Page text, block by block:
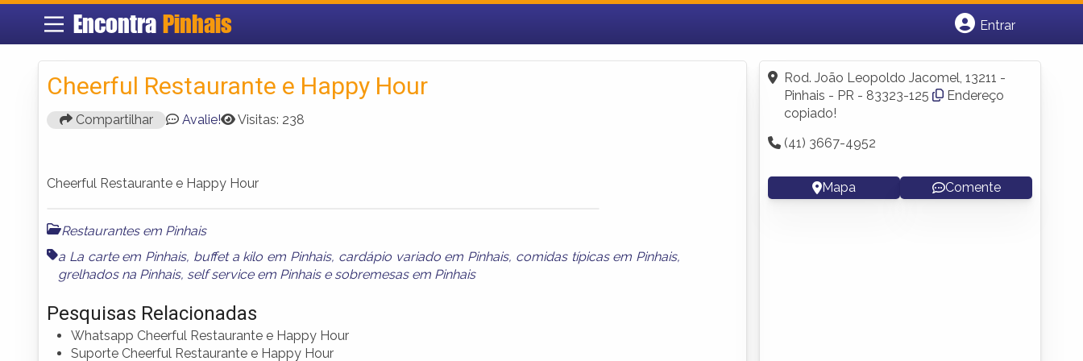
Encontra Pinhais
Entrar
Fazer login
Criar conta
Cheerful Restaurante e Happy Hour
Compartilhar Avalie! Visitas: 238
Cheerful Restaurante e Happy Hour
Restaurantes em Pinhais
a La carte em Pinhais, buffet a kilo em Pinhais, cardápio variado em Pinhais, comidas típicas em Pinhais,
grelhados na Pinhais, self service em Pinhaise sobremesas em Pinhais
Pesquisas Relacionadas
Whatsapp Cheerful Restaurante e Happy Hour
Suporte Cheerful Restaurante e Happy Hour
Rod. João Leopoldo Jacomel, 13211 -
Pinhais - PR - 83323-125
Endereço
copiado!
(41) 3667-4952
Mapa Comente